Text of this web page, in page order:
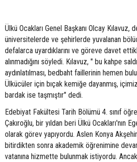
Ülkü Ocakları Genel Başkanı Olcay Kılavuz,
üniversitelerde ve şehirlerde yuvalanan
defalarca uyardıklarını ve göreve davet
alınmadığını söyledi. Kılavuz, " bu kahpe
aydınlatılması, bedbaht faillerinin hemen
Ülkücüler için bıçak kemiğe dayanmış,
bardak ise taşmıştır" dedi.
Edebiyat Fakültesi Tarih Bölümü 4. sınıf
Çakıroğlu, bir yıldan beri Ülkü Ocakları'nın
olarak görev yapıyordu. Aslen Konya
bitirdikten sonra akademik öğrenimine
vatanına hizmette bulunmak istiyordu.